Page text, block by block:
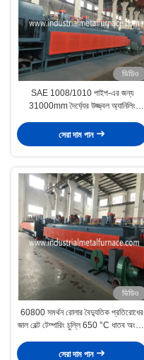
ভিডিও
SAE 1008/1010 পাইপ-এর জন্য
31000mm দৈর্ঘ্যের উজ্জ্বল অ্যানিলিং
সেরা দাম পান
ভিডিও
60800 সমর্থন রোলার বৈদ্যুতিক প্রতিরোধের
জাল বেল্ট টেম্পারিং চুল্লি 650 °C ধাতব অংশের
সেরা দাম পান